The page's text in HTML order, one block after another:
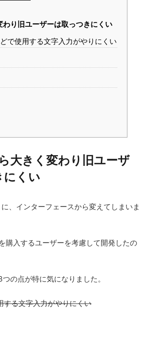
り旧ユーザーは取っつきにくい
で使用する文字入力がやりにくい
大きく変わり旧ユーザ
にくい
、インターフェースから変えてしまいま
購入するユーザーを考慮して開発したの
の点が特に気になりました。
する文字入力がやりにくい